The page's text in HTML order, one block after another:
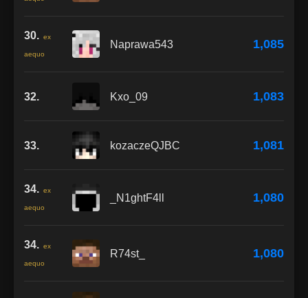
30. ex
aequo
Naprawa543 1,085
32. Kxo_09 1,083
33. kozaczeQJBC 1,081
34. ex
aequo
_N1ghtF4ll 1,080
34. ex
aequo
R74st_ 1,080